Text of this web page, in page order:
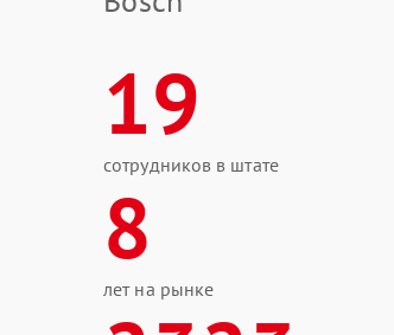
19
сотрудников в штате
8
лет на рынке